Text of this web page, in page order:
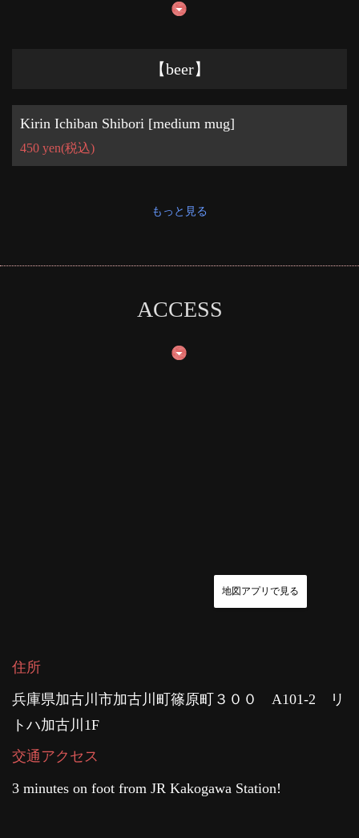
【beer】
Kirin Ichiban Shibori [medium mug]
450 yen(税込)
もっと見る
ACCESS
地図アプリで見る
住所
兵庫県加古川市加古川町篠原町３００ A101-2 リ
トハ加古川1F
交通アクセス
3 minutes on foot from JR Kakogawa Station!